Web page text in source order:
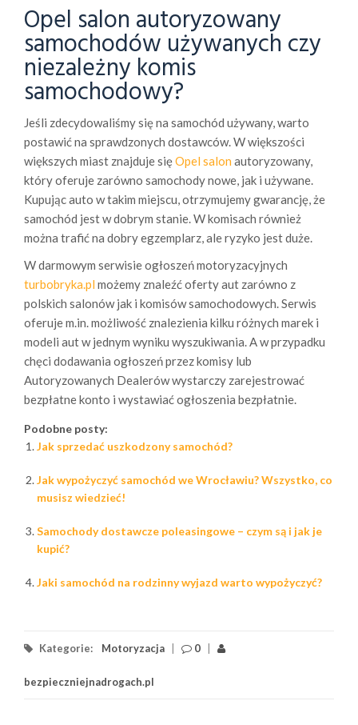
Opel salon autoryzowany
samochodów używanych czy
niezależny komis
samochodowy?
Jeśli zdecydowaliśmy się na samochód używany, warto
postawić na sprawdzonych dostawców. W większości
większych miast znajduje sięOpel salon autoryzowany,
który oferuje zarówno samochody nowe, jak i używane.
Kupując auto w takim miejscu, otrzymujemy gwarancję, że
samochód jest w dobrym stanie. W komisach również
można trafić na dobry egzemplarz, ale ryzyko jest duże.
W darmowym serwisie ogłoszeń motoryzacyjnych
turbobryka.pl możemy znaleźć oferty aut zarówno z
polskich salonów jak i komisów samochodowych. Serwis
oferuje m.in. możliwość znalezienia kilku różnych marek i
modeli aut w jednym wyniku wyszukiwania. A w przypadku
chęci dodawania ogłoszeń przez komisy lub
Autoryzowanych Dealerów wystarczy zarejestrować
bezpłatne konto i wystawiać ogłoszenia bezpłatnie.
Podobne posty:
Jak sprzedać uszkodzony samochód?
Jak wypożyczyć samochód we Wrocławiu? Wszystko, co
musisz wiedzieć!
Samochody dostawcze poleasingowe – czym są i jak je
kupić?
Jaki samochód na rodzinny wyjazd warto wypożyczyć?
Kategorie: Motoryzacja 0
bezpieczniejnadrogach.pl